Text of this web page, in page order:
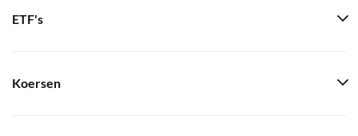
ETF's
Koersen